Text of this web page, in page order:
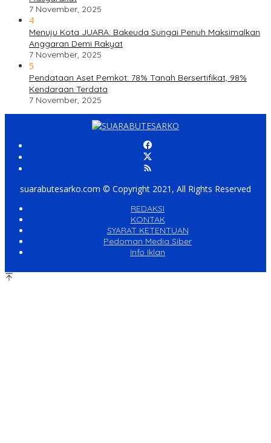
7 November, 2025
4
Menuju Kota JUARA: Bakeuda Sungai Penuh Maksimalkan
Anggaran Demi Rakyat
7 November, 2025
5
Pendataan Aset Pemkot: 78% Tanah Bersertifikat, 98%
Kendaraan Terdata
7 November, 2025
suarabutesarko.com © Copyright 2021, All Rights Reserved
REDAKSI
KONTAK
SYARAT KETENTUAN
Pedoman Media Siber
Info Iklan